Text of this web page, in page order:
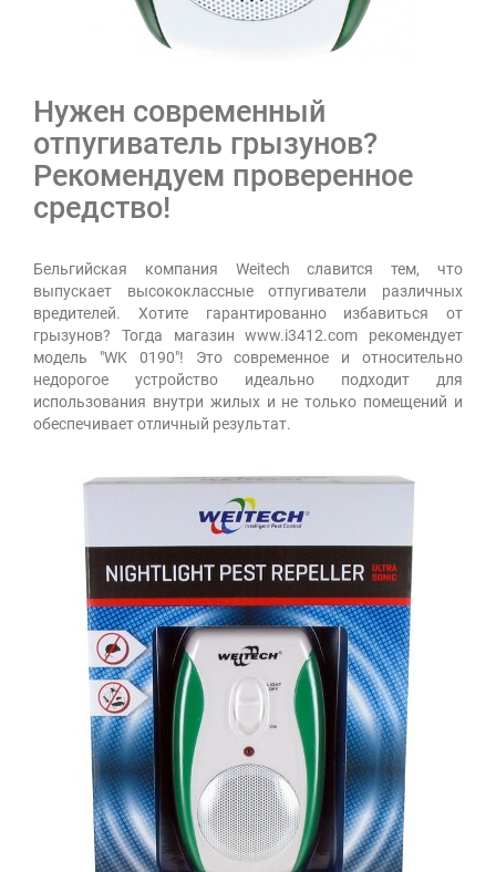
Нужен современный
отпугиватель грызунов?
Рекомендуем проверенное
средство!
Бельгийская компания Weitech славится тем, что
выпускает высококлассные отпугиватели различных
вредителей. Хотите гарантированно избавиться от
грызунов? Тогда магазин www.i3412.com рекомендует
модель "WK 0190"! Это современное и относительно
недорогое устройство идеально подходит для
использования внутри жилых и не только помещений и
обеспечивает отличный результат.